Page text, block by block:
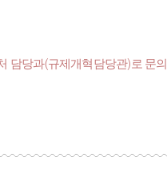
담당과(규제개혁담당관)로 문의